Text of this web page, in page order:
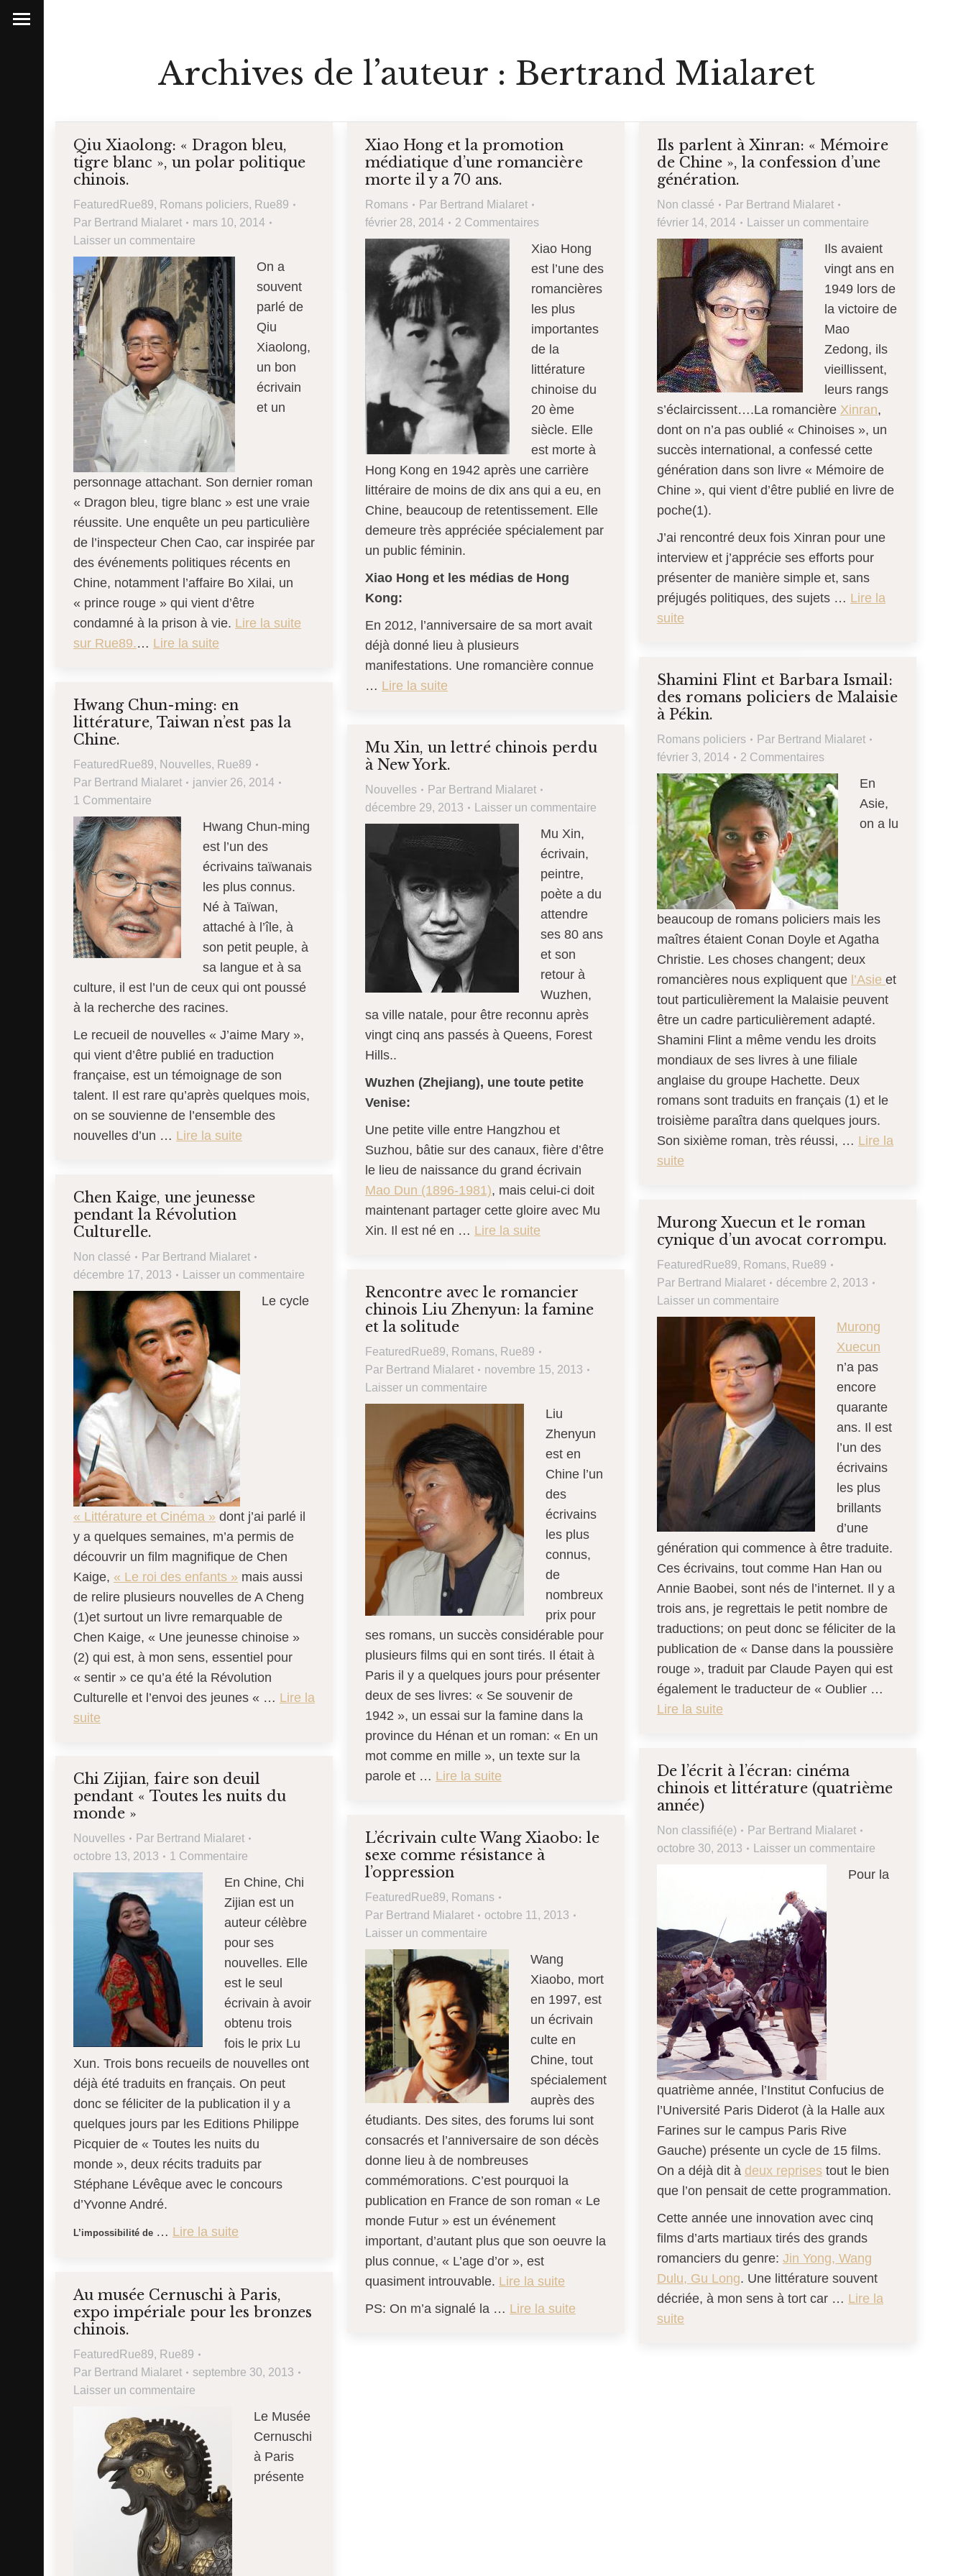
Archives de l’auteur : Bertrand Mialaret
Qiu Xiaolong: « Dragon bleu,
tigre blanc », un polar politique
chinois.
FeaturedRue89, Romans policiers, Rue89
Par Bertrand Mialaret
mars 10, 2014
Laisser un commentaire
On a
souvent
parlé de
Qiu
Xiaolong,
un bon
écrivain
et un
personnage attachant. Son dernier roman
« Dragon bleu, tigre blanc » est une vraie
réussite. Une enquête un peu particulière
de l’inspecteur Chen Cao, car inspirée par
des événements politiques récents en
Chine, notamment l’affaire Bo Xilai, un
« prince rouge » qui vient d’être
condamné à la prison à vie. Lire la suite
sur Rue89.… Lire la suite
Xiao Hong et la promotion
médiatique d’une romancière
morte il y a 70 ans.
Romans Par Bertrand Mialaret
février 28, 2014
2 Commentaires
Xiao Hong
est l’une des
romancières
les plus
importantes
de la
littérature
chinoise du
20 ème
siècle. Elle
est morte à
Hong Kong en 1942 après une carrière
littéraire de moins de dix ans qui a eu, en
Chine, beaucoup de retentissement. Elle
demeure très appréciée spécialement par
un public féminin.
Xiao Hong et les médias de Hong
Kong:
En 2012, l’anniversaire de sa mort avait
déjà donné lieu à plusieurs
manifestations. Une romancière connue
… Lire la suite
Ils parlent à Xinran: « Mémoire
de Chine », la confession d’une
génération.
Non classé Par Bertrand Mialaret
février 14, 2014
Laisser un commentaire
Ils avaient
vingt ans en
1949 lors de
la victoire de
Mao
Zedong, ils
vieillissent,
leurs rangs
s’éclaircissent….La romancière Xinran,
dont on n’a pas oublié « Chinoises », un
succès international, a confessé cette
génération dans son livre « Mémoire de
Chine », qui vient d’être publié en livre de
poche(1).
J’ai rencontré deux fois Xinran pour une
interview et j’apprécie ses efforts pour
présenter de manière simple et, sans
préjugés politiques, des sujets … Lire la
suite
Shamini Flint et Barbara Ismail:
des romans policiers de Malaisie
à Pékin.
Romans policiers Par Bertrand Mialaret
février 3, 2014
2 Commentaires
En
Asie,
on a lu
beaucoup de romans policiers mais les
maîtres étaient Conan Doyle et Agatha
Christie. Les choses changent; deux
romancières nous expliquent que l’Asie et
tout particulièrement la Malaisie peuvent
être un cadre particulièrement adapté.
Shamini Flint a même vendu les droits
mondiaux de ses livres à une filiale
anglaise du groupe Hachette. Deux
romans sont traduits en français (1) et le
troisième paraîtra dans quelques jours.
Son sixième roman, très réussi, … Lire la
suite
Hwang Chun-ming: en
littérature, Taiwan n’est pas la
Chine.
FeaturedRue89, Nouvelles, Rue89
Par Bertrand Mialaret
janvier 26, 2014
1 Commentaire
Hwang Chun-ming
est l’un des
écrivains taïwanais
les plus connus.
Né à Taïwan,
attaché à l’île, à
son petit peuple, à
sa langue et à sa
culture, il est l’un de ceux qui ont poussé
à la recherche des racines.
Le recueil de nouvelles « J’aime Mary »,
qui vient d’être publié en traduction
française, est un témoignage de son
talent. Il est rare qu’après quelques mois,
on se souvienne de l’ensemble des
nouvelles d’un … Lire la suite
Mu Xin, un lettré chinois perdu
à New York.
Nouvelles Par Bertrand Mialaret
décembre 29, 2013
Laisser un commentaire
Mu Xin,
écrivain,
peintre,
poète a du
attendre
ses 80 ans
et son
retour à
Wuzhen,
sa ville natale, pour être reconnu après
vingt cinq ans passés à Queens, Forest
Hills..
Wuzhen (Zhejiang), une toute petite
Venise:
Une petite ville entre Hangzhou et
Suzhou, bâtie sur des canaux, fière d’être
le lieu de naissance du grand écrivain
Mao Dun (1896-1981), mais celui-ci doit
maintenant partager cette gloire avec Mu
Xin. Il est né en … Lire la suite
Chen Kaige, une jeunesse
pendant la Révolution
Culturelle.
Non classé Par Bertrand Mialaret
décembre 17, 2013
Laisser un commentaire
Le cycle
« Littérature et Cinéma » dont j’ai parlé il
y a quelques semaines, m’a permis de
découvrir un film magnifique de Chen
Kaige, « Le roi des enfants » mais aussi
de relire plusieurs nouvelles de A Cheng
(1)et surtout un livre remarquable de
Chen Kaige, « Une jeunesse chinoise »
(2) qui est, à mon sens, essentiel pour
« sentir » ce qu’a été la Révolution
Culturelle et l’envoi des jeunes « … Lire la
suite
Murong Xuecun et le roman
cynique d’un avocat corrompu.
FeaturedRue89, Romans, Rue89
Par Bertrand Mialaret
décembre 2, 2013
Laisser un commentaire
Murong
Xuecun
n’a pas
encore
quarante
ans. Il est
l’un des
écrivains
les plus
brillants
d’une
génération qui commence à être traduite.
Ces écrivains, tout comme Han Han ou
Annie Baobei, sont nés de l’internet. Il y a
trois ans, je regrettais le petit nombre de
traductions; on peut donc se féliciter de la
publication de « Danse dans la poussière
rouge », traduit par Claude Payen qui est
également le traducteur de « Oublier …
Lire la suite
Rencontre avec le romancier
chinois Liu Zhenyun: la famine
et la solitude
FeaturedRue89, Romans, Rue89
Par Bertrand Mialaret
novembre 15, 2013
Laisser un commentaire
Liu
Zhenyun
est en
Chine l’un
des
écrivains
les plus
connus,
de
nombreux
prix pour
ses romans, un succès considérable pour
plusieurs films qui en sont tirés. Il était à
Paris il y a quelques jours pour présenter
deux de ses livres: « Se souvenir de
1942 », un essai sur la famine dans la
province du Hénan et un roman: « En un
mot comme en mille », un texte sur la
parole et … Lire la suite
De l’écrit à l’écran: cinéma
chinois et littérature (quatrième
année)
Non classifié(e) Par Bertrand Mialaret
octobre 30, 2013
Laisser un commentaire
Pour la
quatrième année, l’Institut Confucius de
l’Université Paris Diderot (à la Halle aux
Farines sur le campus Paris Rive
Gauche) présente un cycle de 15 films.
On a déjà dit à deux reprises tout le bien
que l’on pensait de cette programmation.
Cette année une innovation avec cinq
films d’arts martiaux tirés des grands
romanciers du genre: Jin Yong, Wang
Dulu, Gu Long. Une littérature souvent
décriée, à mon sens à tort car … Lire la
suite
Chi Zijian, faire son deuil
pendant « Toutes les nuits du
monde »
Nouvelles Par Bertrand Mialaret
octobre 13, 2013
1 Commentaire
En Chine, Chi
Zijian est un
auteur célèbre
pour ses
nouvelles. Elle
est le seul
écrivain à avoir
obtenu trois
fois le prix Lu
Xun. Trois bons recueils de nouvelles ont
déjà été traduits en français. On peut
donc se féliciter de la publication il y a
quelques jours par les Editions Philippe
Picquier de « Toutes les nuits du
monde », deux récits traduits par
Stéphane Lévêque avec le concours
d’Yvonne André.
L’impossibilité de … Lire la suite
L’écrivain culte Wang Xiaobo: le
sexe comme résistance à
l’oppression
FeaturedRue89, Romans
Par Bertrand Mialaret
octobre 11, 2013
Laisser un commentaire
Wang
Xiaobo, mort
en 1997, est
un écrivain
culte en
Chine, tout
spécialement
auprès des
étudiants. Des sites, des forums lui sont
consacrés et l’anniversaire de son décès
donne lieu à de nombreuses
commémorations. C’est pourquoi la
publication en France de son roman « Le
monde Futur » est un événement
important, d’autant plus que son oeuvre la
plus connue, « L’age d’or », est
quasiment introuvable. Lire la suite
PS: On m’a signalé la … Lire la suite
Au musée Cernuschi à Paris,
expo impériale pour les bronzes
chinois.
FeaturedRue89, Rue89
Par Bertrand Mialaret
septembre 30, 2013
Laisser un commentaire
Le Musée
Cernuschi
à Paris
présente